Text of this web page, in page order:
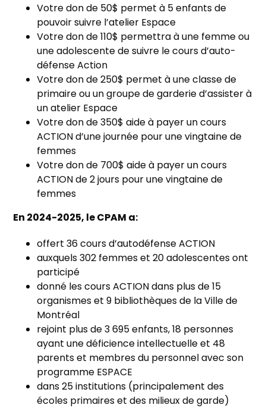
Votre don de 50$ permet à 5 enfants de
pouvoir suivre l’atelier Espace
Votre don de 110$ permettra à une femme ou
une adolescente de suivre le cours d’auto-
défense Action
Votre don de 250$ permet à une classe de
primaire ou un groupe de garderie d’assister à
un atelier Espace
Votre don de 350$ aide à payer un cours
ACTION d’une journée pour une vingtaine de
femmes
Votre don de 700$ aide à payer un cours
ACTION de 2 jours pour une vingtaine de
femmes
En 2024-2025, le CPAM a:
offert 36 cours d’autodéfense ACTION
auxquels 302 femmes et 20 adolescentes ont
participé
donné les cours ACTION dans plus de 15
organismes et 9 bibliothèques de la Ville de
Montréal
rejoint plus de 3 695 enfants, 18 personnes
ayant une déficience intellectuelle et 48
parents et membres du personnel avec son
programme ESPACE
dans 25 institutions (principalement des
écoles primaires et des milieux de garde)